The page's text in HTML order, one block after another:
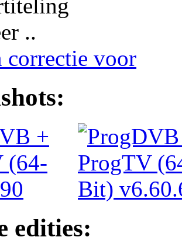
..
correctie voor
edities: